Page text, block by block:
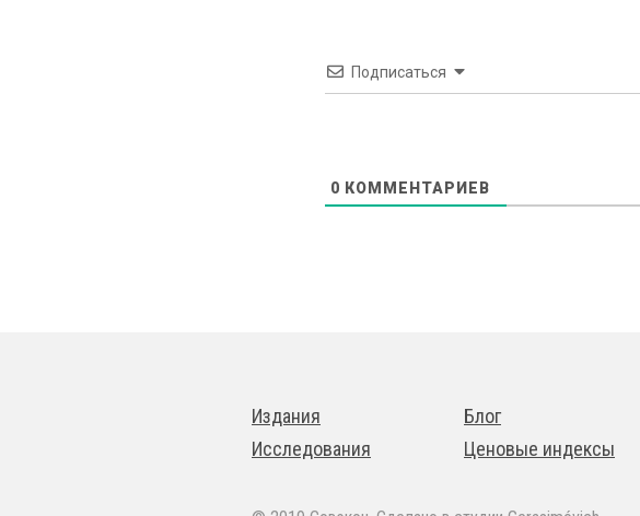
Подписаться
0 КОММЕНТАРИЕВ
Издания
Исследования
Блог
Ценовые индексы